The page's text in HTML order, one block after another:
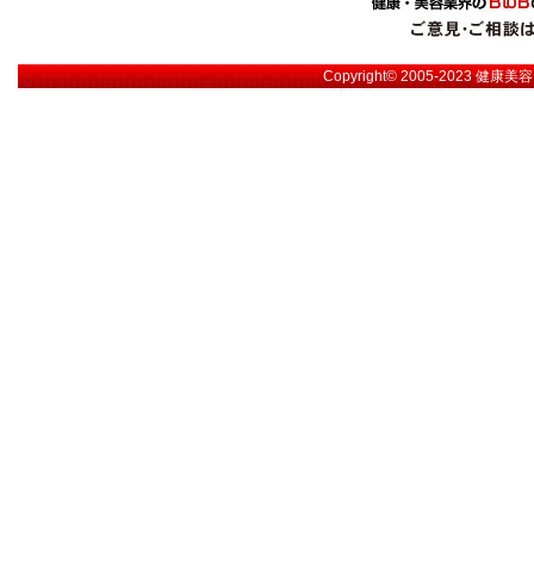
Copyright© 2005-2023健康美